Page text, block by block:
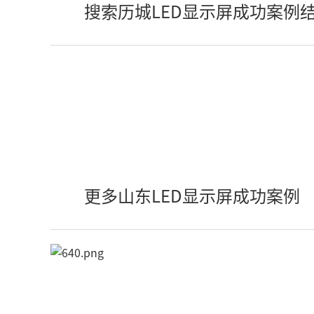
搜索历城LED显示屏成功案例
更多山东LED显示屏成功案例